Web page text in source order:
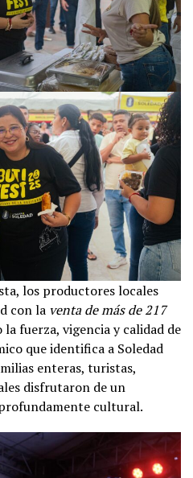
los productores locales
con la venta de más de 217
fuerza, vigencia y calidad de
que identifica a Soledad
enteras, turistas,
disfrutaron de un
cultural.